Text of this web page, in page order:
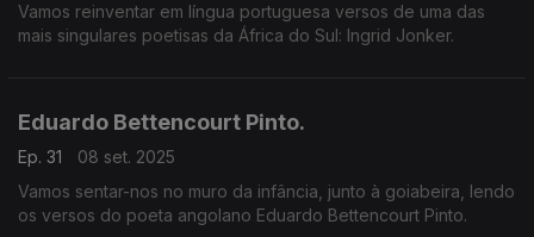
Vamos reinventar em língua portuguesa versos de uma das
mais singulares poetisas da África do Sul: Ingrid Jonker.
Eduardo Bettencourt Pinto.
Ep. 31
08 set. 2025
Vamos sentar-nos no muro da infância, junto à goiabeira, lendo
os versos do poeta angolano Eduardo Bettencourt Pinto.